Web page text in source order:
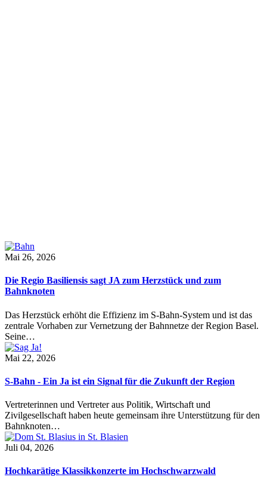
Mai 26, 2026
Die Regio Basiliensis sagt JA zum Herzstück und zum
Bahnknoten
Das Herzstück erhöht die Effizienz im S-Bahn-System und ist das
zentrale Vorhaben zur Vernetzung der Bahnnetze der Region Basel.
Seine…
Mai 22, 2026
S-Bahn - Ein Ja ist ein Signal für die Zukunft der Region
Vertreterinnen und Vertreter aus Politik, Wirtschaft und
Zivilgesellschaft haben heute gemeinsam ihre Unterstützung für den
Bahnknoten…
Juli 04, 2026
Hochkarätige Klassikkonzerte im Hochschwarzwald